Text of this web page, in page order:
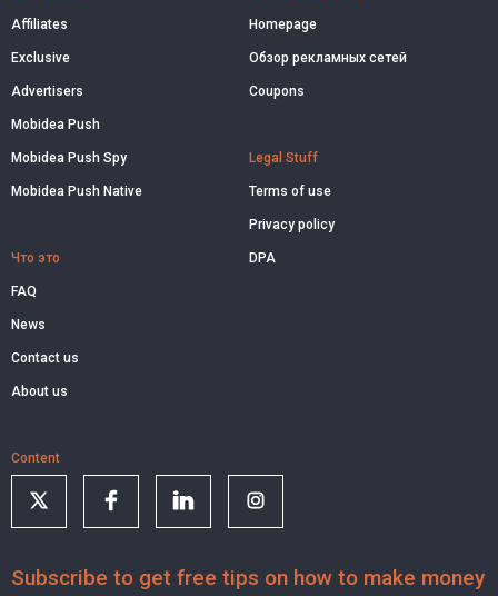
Affiliates
Exclusive
Advertisers
Mobidea Push
Mobidea Push Spy
Mobidea Push Native
Что это
FAQ
News
Contact us
About us
Homepage
Обзор рекламных сетей
Coupons
Legal Stuff
Terms of use
Privacy policy
DPA
Content
Subscribe to get free tips on how to make money